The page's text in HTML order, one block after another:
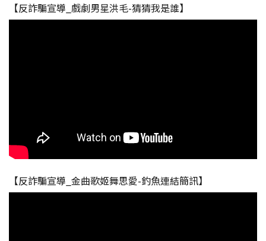
【反詐騙宣導_戲劇男星洪毛-猜猜我是誰】
【反詐騙宣導_金曲歌姬舞思愛-釣魚連結簡訊】